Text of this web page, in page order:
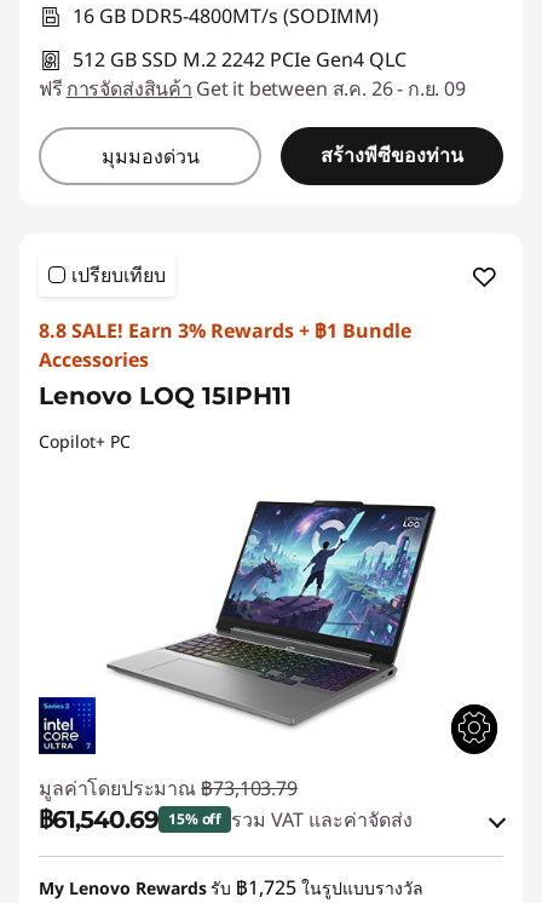
16 GB DDR5-4800MT/s (SODIMM)
512 GB SSD M.2 2242 PCIe Gen4 QLC
ฟรี การจัดส่งสินค้า Get it between ส.ค. 26 - ก.ย. 09
มุมมองด่วน สร้างพีซีของท่าน
เปรียบเทียบ
8.8 SALE! Earn 3% Rewards + ฿1 Bundle
Accessories
Lenovo LOQ 15IPH11
Copilot+ PC
มูลค่าโดยประมาณ ฿73,103.79
฿61,540.69 15% off รวม VAT และค่าจัดส่ง
ประหยัดทันที :-฿10,344.18
My Lenovo Rewardsรับ ฿1,725 ในรูปแบบรางวัล